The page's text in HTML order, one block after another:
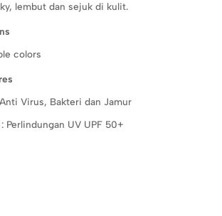
lembut dan sejuk di kulit.
colors
Virus, Bakteri dan Jamur
Perlindungan UV UPF 50+